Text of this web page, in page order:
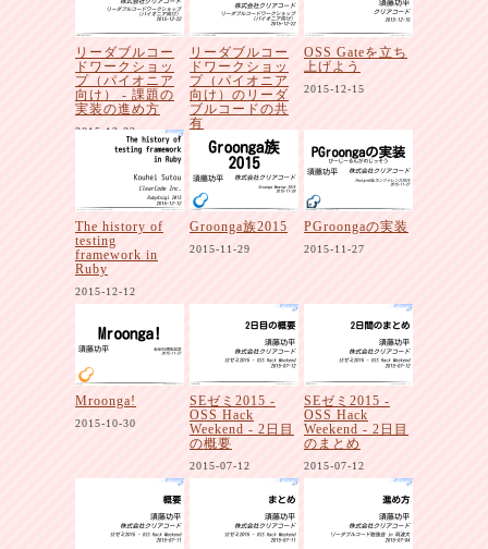
リーダブルコー
ドワークショッ
プ（パイオニア
向け） - 課題の
実装の進め方
2015-12-22
リーダブルコー
ドワークショッ
プ（パイオニア
向け）のリーダ
ブルコードの共
有
2015-12-22
OSS Gateを立ち
上げよう
2015-12-15
The history of
testing
framework in
Ruby
2015-12-12
Groonga族2015
2015-11-29
PGroongaの実装
2015-11-27
Mroonga!
2015-10-30
SEゼミ2015 -
OSS Hack
Weekend - 2日目
の概要
2015-07-12
SEゼミ2015 -
OSS Hack
Weekend - 2日目
のまとめ
2015-07-12